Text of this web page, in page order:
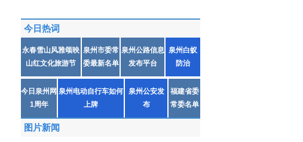
今日热词
永春雪山风雅颂映
山红文化旅游节
泉州市委常
委最新名单
泉州公路信息
发布平台
泉州白蚁
防治
今日泉州网
1周年
泉州电动自行车如何
上牌
泉州公安发
布
福建省委
常委名单
图片新闻